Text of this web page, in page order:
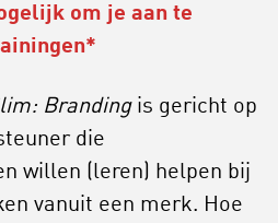
om je aan te
Brandingis gericht op
die
willen (leren) helpen bij
vanuit een merk. Hoe